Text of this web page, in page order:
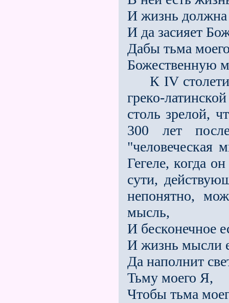
И жизнь должна
И да засияет
Дабы тьма
Божественную
К IV столетию
греко-
столь зрелой,
300 лет
"человеческая
Гегеле, когда
сути,
непонятно,
мысль,
И бесконечное
И жизнь мысли
Да наполнит
Тьму моего Я,
Чтобы тьма